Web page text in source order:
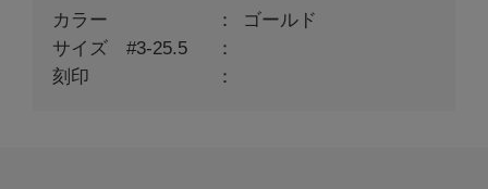
カラー
ゴールド
サイズ #3-25.5
刻印